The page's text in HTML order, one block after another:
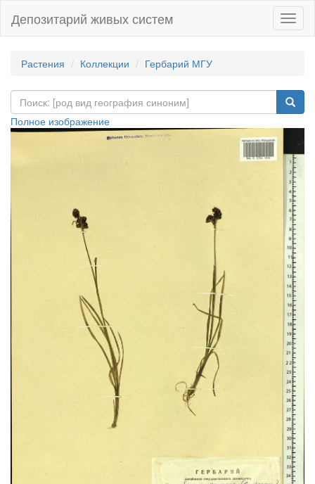
Депозитарий живых систем
Растения Коллекции Гербарий МГУ
Полное изображение